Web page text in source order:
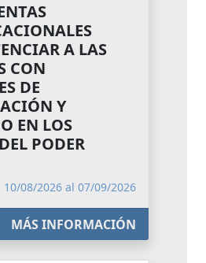
A LAS
CON
DE
Y
EN LOS
PODER
10/08/2026 al 07/09/2026
MÁS INFORMACIÓN